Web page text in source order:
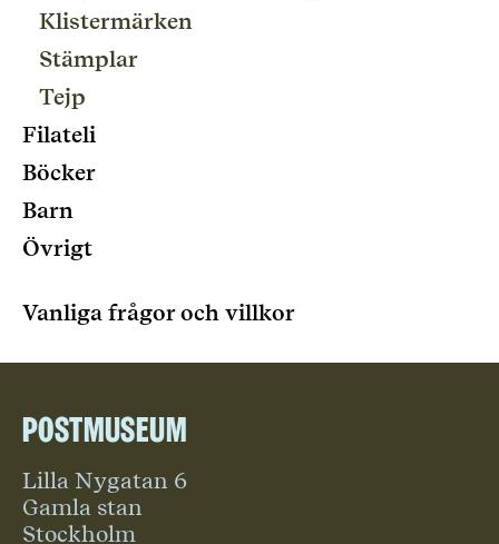
Klistermärken
Stämplar
Tejp
Filateli
Böcker
Barn
Övrigt
Vanliga frågor och villkor
Postmuseum
Lilla Nygatan 6
Gamla stan
Stockholm